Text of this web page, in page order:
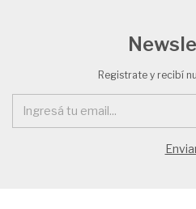
Registrate y recibí